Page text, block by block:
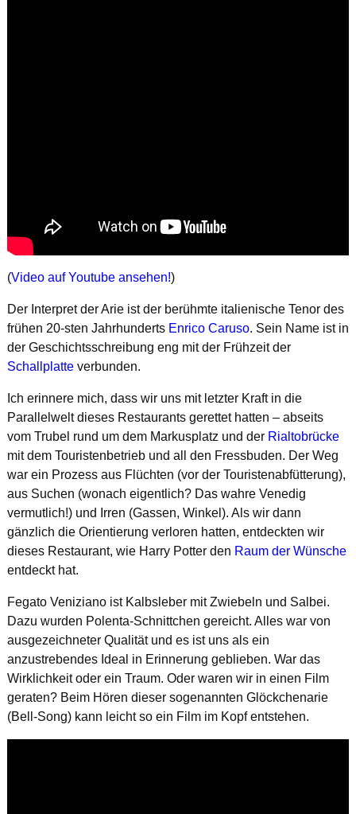
(Video auf Youtube ansehen!)
Der Interpret der Arie ist der berühmte italienische Tenor des
frühen 20-sten Jahrhunderts Enrico Caruso. Sein Name ist in
der Geschichtsschreibung eng mit der Frühzeit der
Schallplatteverbunden.
Ich erinnere mich, dass wir uns mit letzter Kraft in die
Parallelwelt dieses Restaurants gerettet hatten – abseits
vom Trubel rund um dem Markusplatz und der Rialtobrücke
mit dem Touristenbetrieb und all den Fressbuden. Der Weg
war ein Prozess aus Flüchten (vor der Touristenabfütterung),
aus Suchen (wonach eigentlich? Das wahre Venedig
vermutlich!) und Irren (Gassen, Winkel). Als wir dann
gänzlich die Orientierung verloren hatten, entdeckten wir
dieses Restaurant, wie Harry Potter den Raum der Wünsche
entdeckt hat.
Fegato Veniziano ist Kalbsleber mit Zwiebeln und Salbei.
Dazu wurden Polenta-Schnittchen gereicht. Alles war von
ausgezeichneter Qualität und es ist uns als ein
anzustrebendes Ideal in Erinnerung geblieben. War das
Wirklichkeit oder ein Traum. Oder waren wir in einen Film
geraten? Beim Hören dieser sogenannten Glöckchenarie
(Bell-Song) kann leicht so ein Film im Kopf entstehen.